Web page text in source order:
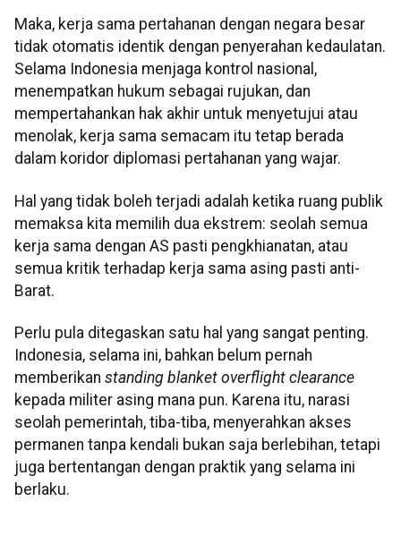
Maka, kerja sama pertahanan dengan negara besar
tidak otomatis identik dengan penyerahan kedaulatan.
Selama Indonesia menjaga kontrol nasional,
menempatkan hukum sebagai rujukan, dan
mempertahankan hak akhir untuk menyetujui atau
menolak, kerja sama semacam itu tetap berada
dalam koridor diplomasi pertahanan yang wajar.
Hal yang tidak boleh terjadi adalah ketika ruang publik
memaksa kita memilih dua ekstrem: seolah semua
kerja sama dengan AS pasti pengkhianatan, atau
semua kritik terhadap kerja sama asing pasti anti-
Barat.
Perlu pula ditegaskan satu hal yang sangat penting.
Indonesia, selama ini, bahkan belum pernah
memberikan standing blanket overflight clearance
kepada militer asing mana pun. Karena itu, narasi
seolah pemerintah, tiba-tiba, menyerahkan akses
permanen tanpa kendali bukan saja berlebihan, tetapi
juga bertentangan dengan praktik yang selama ini
berlaku.